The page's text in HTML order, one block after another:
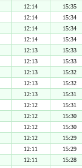
12:14 15:35
12:14 15:34
12:14 15:34
12:14 15:34
12:13 15:33
12:13 15:33
12:13 15:32
12:13 15:32
12:13 15:31
12:12 15:31
12:12 15:30
12:12 15:30
12:12 15:29
12:11 15:29
12:11 15:28